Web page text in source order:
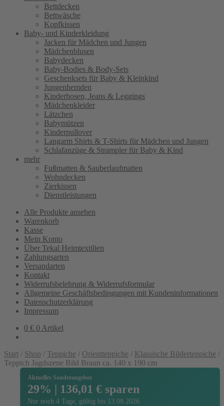
Bettdecken
Bettwäsche
Kopfkissen
Baby- und Kinderkleidung
Jacken für Mädchen und Jungen
Mädchenblusen
Babydecken
Baby-Bodies & Body-Sets
Geschenksets für Baby & Kleinkind
Jungenhemden
Kinderhosen, Jeans & Leggings
Mädchenkleider
Lätzchen
Babymützen
Kinderpullover
Langarm Shirts & T-Shirts für Mädchen und Jungen
Schlafanzüge & Strampler für Baby & Kind
mehr
Fußmatten & Sauberlaufmatten
Wohndecken
Zierkissen
Dienstleistungen
Alle Produkte ansehen
Warenkorb
Kasse
Mein Konto
Über Tekal Heimtextilien
Zahlungsarten
Versandarten
Kontakt
Widerrufsbelehrung & Widerrufsformular
Allgemeine Geschäftsbedingungen mit Kundeninformationen
Datenschutzerklärung
Impressum
0 € 0 Artikel
Start / Shop / Teppiche / Orientteppiche / Klassische Bilderteppiche /
Teppich Jagdszene Bild Braun ca. 140 x 190 cm
Aktuelles Sonderangebot
29% | 136,01 € sparen
Nur noch 4 Tage, gültig bis 13.08.2026